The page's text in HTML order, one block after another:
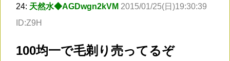
24: 天然水◆AGDwgn2kVM 2015/01/25(日)19:30:39
ID:Z9H
100均一で毛剃り売ってるぞ